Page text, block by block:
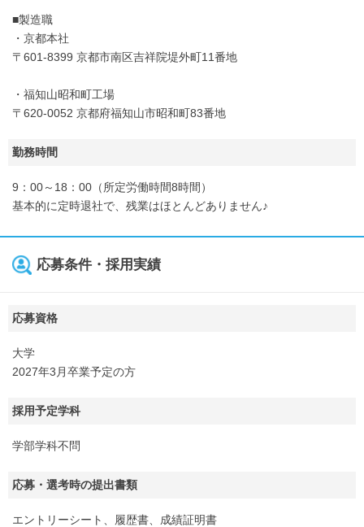
■製造職
・京都本社
〒601-8399 京都市南区吉祥院堤外町11番地
・福知山昭和町工場
〒620-0052 京都府福知山市昭和町83番地
勤務時間
9：00～18：00（所定労働時間8時間）
基本的に定時退社で、残業はほとんどありません♪
応募条件・採用実績
応募資格
大学
2027年3月卒業予定の方
採用予定学科
学部学科不問
応募・選考時の提出書類
エントリーシート、履歴書、成績証明書